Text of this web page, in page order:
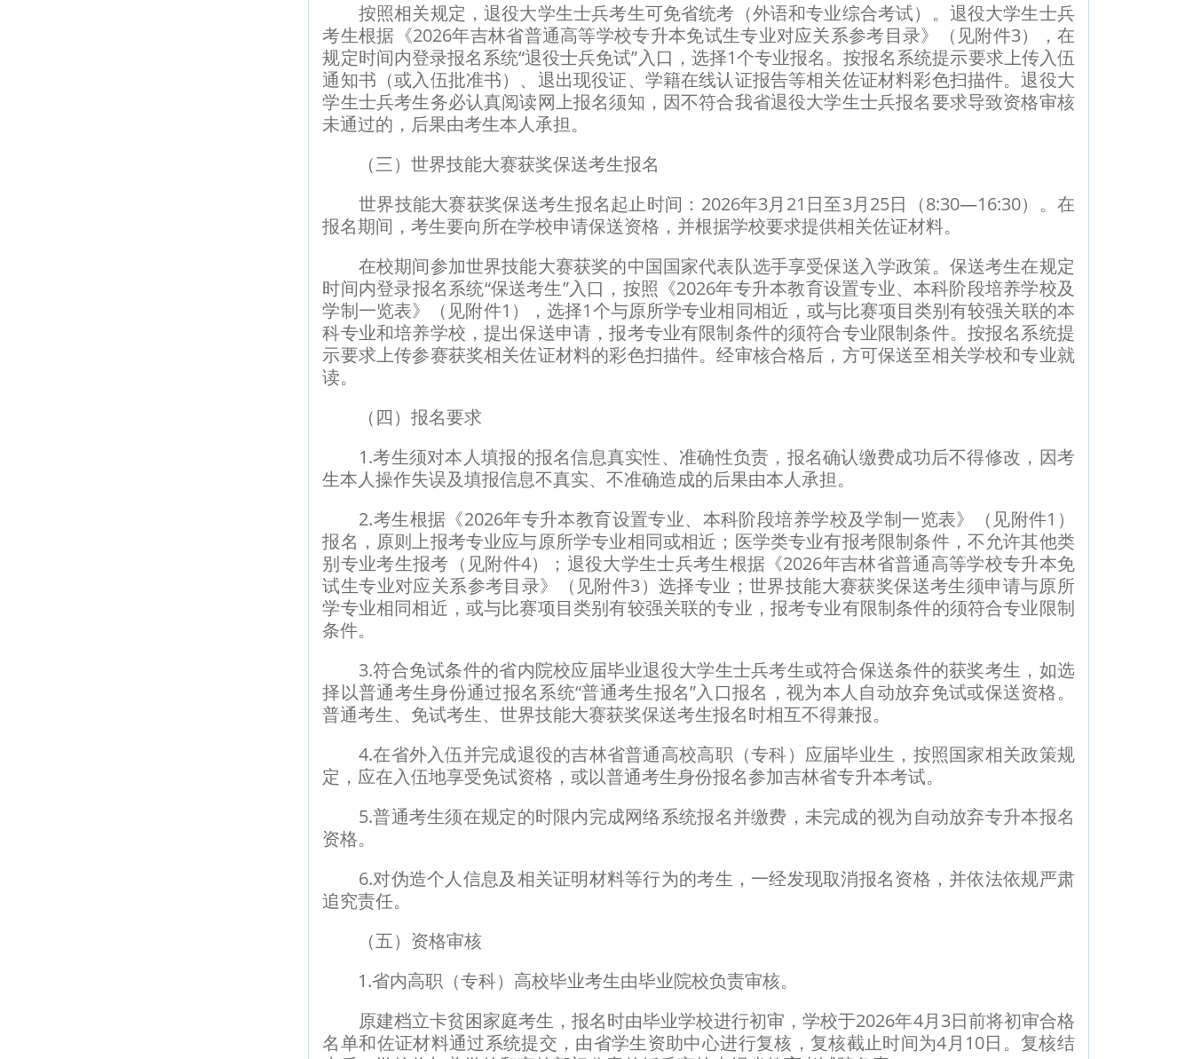
按照相关规定，退役大学生士兵考生可免省统考（外语和专业综合考试）。退役大学生士兵
考生根据《2026年吉林省普通高等学校专升本免试生专业对应关系参考目录》（见附件3），在
规定时间内登录报名系统“退役士兵免试”入口，选择1个专业报名。按报名系统提示要求上传入伍
通知书（或入伍批准书）、退出现役证、学籍在线认证报告等相关佐证材料彩色扫描件。退役大
学生士兵考生务必认真阅读网上报名须知，因不符合我省退役大学生士兵报名要求导致资格审核
未通过的，后果由考生本人承担。
（三）世界技能大赛获奖保送考生报名
世界技能大赛获奖保送考生报名起止时间：2026年3月21日至3月25日（8:30—16:30）。在
报名期间，考生要向所在学校申请保送资格，并根据学校要求提供相关佐证材料。
在校期间参加世界技能大赛获奖的中国国家代表队选手享受保送入学政策。保送考生在规定
时间内登录报名系统“保送考生”入口，按照《2026年专升本教育设置专业、本科阶段培养学校及
学制一览表》（见附件1），选择1个与原所学专业相同相近，或与比赛项目类别有较强关联的本
科专业和培养学校，提出保送申请，报考专业有限制条件的须符合专业限制条件。按报名系统提
示要求上传参赛获奖相关佐证材料的彩色扫描件。经审核合格后，方可保送至相关学校和专业就
读。
（四）报名要求
1.考生须对本人填报的报名信息真实性、准确性负责，报名确认缴费成功后不得修改，因考
生本人操作失误及填报信息不真实、不准确造成的后果由本人承担。
2.考生根据《2026年专升本教育设置专业、本科阶段培养学校及学制一览表》（见附件1）
报名，原则上报考专业应与原所学专业相同或相近；医学类专业有报考限制条件，不允许其他类
别专业考生报考（见附件4）；退役大学生士兵考生根据《2026年吉林省普通高等学校专升本免
试生专业对应关系参考目录》（见附件3）选择专业；世界技能大赛获奖保送考生须申请与原所
学专业相同相近，或与比赛项目类别有较强关联的专业，报考专业有限制条件的须符合专业限制
条件。
3.符合免试条件的省内院校应届毕业退役大学生士兵考生或符合保送条件的获奖考生，如选
择以普通考生身份通过报名系统“普通考生报名”入口报名，视为本人自动放弃免试或保送资格。
普通考生、免试考生、世界技能大赛获奖保送考生报名时相互不得兼报。
4.在省外入伍并完成退役的吉林省普通高校高职（专科）应届毕业生，按照国家相关政策规
定，应在入伍地享受免试资格，或以普通考生身份报名参加吉林省专升本考试。
5.普通考生须在规定的时限内完成网络系统报名并缴费，未完成的视为自动放弃专升本报名
资格。
6.对伪造个人信息及相关证明材料等行为的考生，一经发现取消报名资格，并依法依规严肃
追究责任。
（五）资格审核
1.省内高职（专科）高校毕业考生由毕业院校负责审核。
原建档立卡贫困家庭考生，报名时由毕业学校进行初审，学校于2026年4月3日前将初审合格
名单和佐证材料通过系统提交，由省学生资助中心进行复核，复核截止时间为4月10日。复核结